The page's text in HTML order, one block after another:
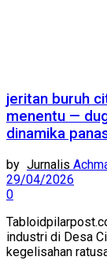
jeritan buruh
menentu —
dinamika
by
29/04/2026
0
industri di Desa
kegelisahan